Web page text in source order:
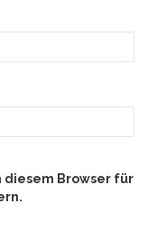
diesem Browser für